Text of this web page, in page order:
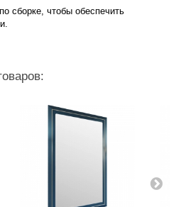
сборке, чтобы обеспечить